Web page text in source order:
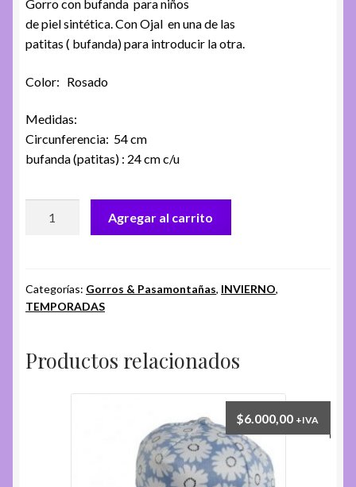
Gorro con bufanda para niños
de piel sintética. Con Ojal en una de las
patitas ( bufanda) para introducir la otra.
Color: Rosado
Medidas:
Circunferencia: 54 cm
bufanda (patitas) : 24 cm c/u
4001.
BUNNY-
Agregar al carrito
Categorías: Gorros & Pasamontañas, INVIERNO,
TEMPORADAS
Productos relacionados
$6.000,00 +IVA